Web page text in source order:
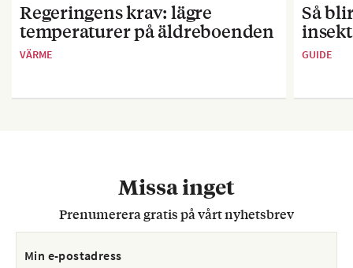
Regeringens krav: lägre
temperaturer på äldreboenden
VÄRME
Så
GUIDE
Missa inget
Prenumerera gratis på vårt nyhetsbrev